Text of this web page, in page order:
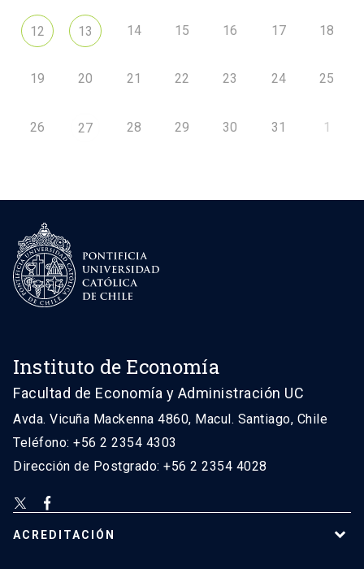
12 13 14 15 16 17 18
19 20 21 22 23 24 25
26 27 28 29 30 31 1
Instituto de Economía
Facultad de Economía y Administración UC
Avda. Vicuña Mackenna 4860, Macul. Santiago, Chile
Teléfono: +56 2 2354 4303
Dirección de Postgrado: +56 2 2354 4028
ACREDITACIÓN